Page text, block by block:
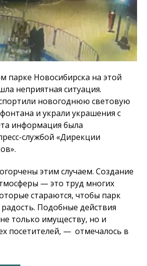
парке Новосибирска на этой
неприятная ситуация.
новогоднюю световую
и украли украшения с
информация была
службой «Дирекции
этим случаем. Создание
— это труд многих
стараются, чтобы парк
Подобные действия
только имуществу, но и
посетителей, — отмечалось в